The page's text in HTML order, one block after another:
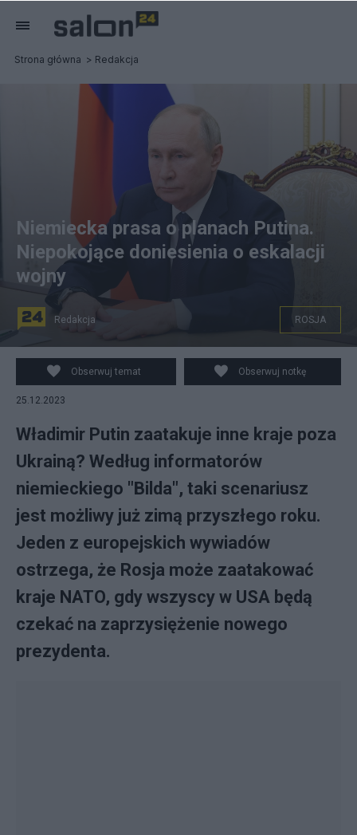
Strona główna Redakcja
Niemiecka prasa o planach Putina.
Niepokojące doniesienia o eskalacji
wojny
Redakcja ROSJA
Obserwuj temat Obserwuj notkę
25.12.2023
Władimir Putin zaatakuje inne kraje poza
Ukrainą? Według informatorów
niemieckiego "Bilda", taki scenariusz
jest możliwy już zimą przyszłego roku.
Jeden z europejskich wywiadów
ostrzega, że Rosja może zaatakować
kraje NATO, gdy wszyscy w USA będą
czekać na zaprzysiężenie nowego
prezydenta.